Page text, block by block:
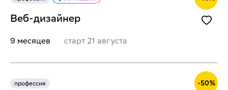
Веб-дизайнер
9 месяцев старт 21 августа
-50%
профессия